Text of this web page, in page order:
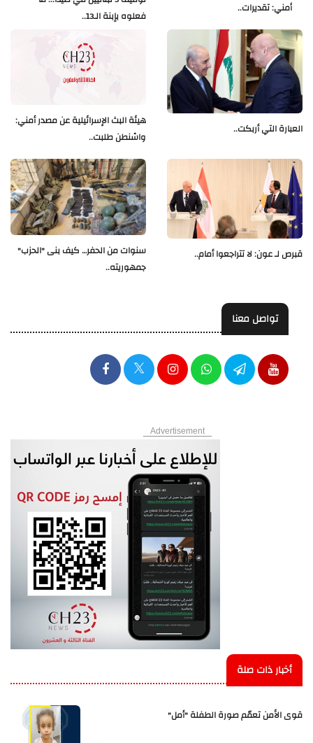
فعلوه بإبنة الـ13..
أمني: تقديرات..
هيئة البث الإسرائيلية عن مصدر أمني:
واشنطن طلبت..
العبارة التي أربكت..
سنوات من الحفر… كيف بنى "الحزب"
جمهوريته..
قبرص لـ عون: لا تتراجعوا أمام..
تواصل معنا
Advertisement
أخبار ذات صلة
قوى الأمن تعمّم صورة الطفلة "أمل"